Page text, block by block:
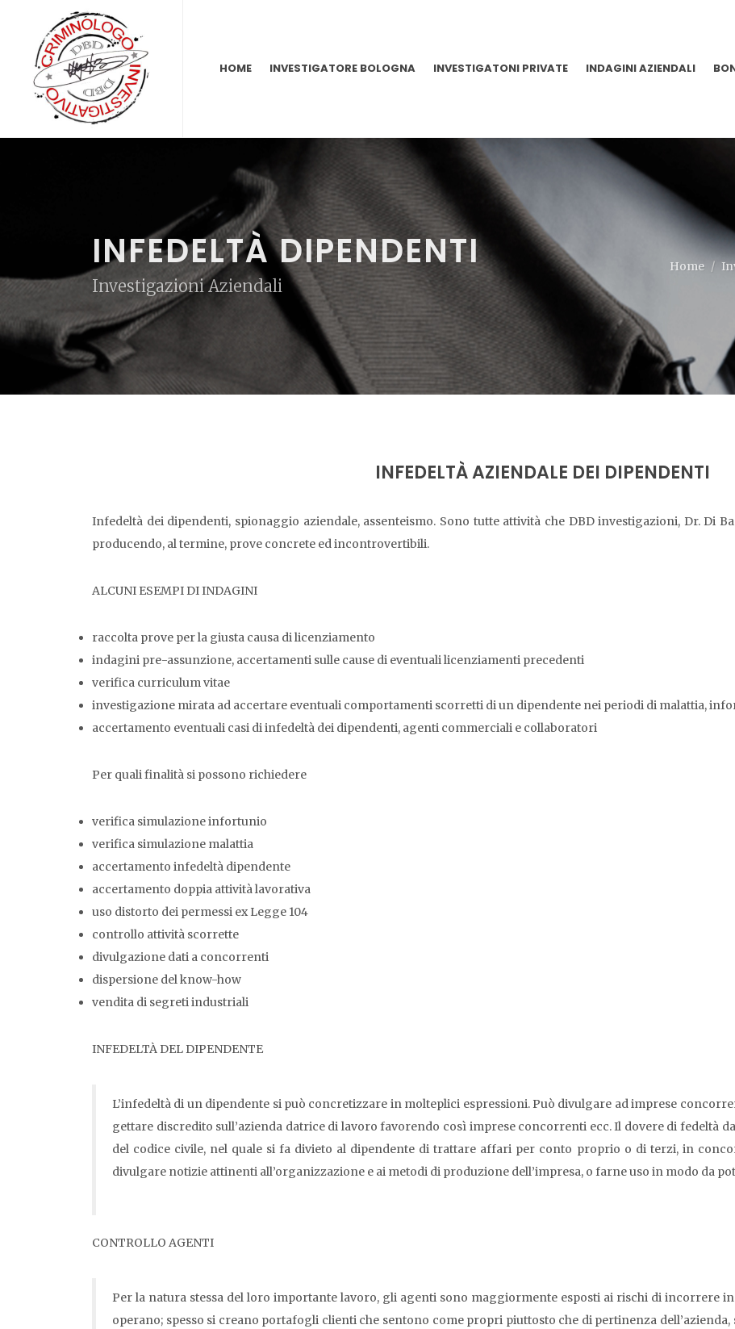
HOME INVESTIGATORE BOLOGNA INVESTIGATONI PRIVATE INDAGINI AZIENDALI
INFEDELTÀ DIPENDENTI
Investigazioni Aziendali
Home
INFEDELTÀ AZIENDALE DEI DIPENDENTI
Infedeltà dei dipendenti, spionaggio aziendale, assenteismo. Sono tutte attività che DBD investigazioni, Dr. Di
producendo, al termine, prove concrete ed incontrovertibili.
ALCUNI ESEMPI DI INDAGINI
raccolta prove per la giusta causa di licenziamento
indagini pre-assunzione, accertamenti sulle cause di eventuali licenziamenti precedenti
verifica curriculum vitae
investigazione mirata ad accertare eventuali comportamenti scorretti di un dipendente nei periodi di malattia,
accertamento eventuali casi di infedeltà dei dipendenti, agenti commerciali e collaboratori
Per quali finalità si possono richiedere
verifica simulazione infortunio
verifica simulazione malattia
accertamento infedeltà dipendente
accertamento doppia attività lavorativa
uso distorto dei permessi ex Legge 104
controllo attività scorrette
divulgazione dati a concorrenti
dispersione del know-how
vendita di segreti industriali
INFEDELTÀ DEL DIPENDENTE
L’infedeltà di un dipendente si può concretizzare in molteplici espressioni. Può divulgare ad imprese
gettare discredito sull’azienda datrice di lavoro favorendo così imprese concorrenti ecc. Il dovere di fedeltà
del codice civile, nel quale si fa divieto al dipendente di trattare affari per conto proprio o di terzi, in
divulgare notizie attinenti all’organizzazione e ai metodi di produzione dell’impresa, o farne uso in modo da
CONTROLLO AGENTI
Per la natura stessa del loro importante lavoro, gli agenti sono maggiormente esposti ai rischi di incorrere
operano; spesso si creano portafogli clienti che sentono come propri piuttosto che di pertinenza